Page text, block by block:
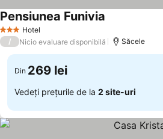
3 SteleHotel
Pensiunea Funivia
/ Nicio evaluare disponibilă Săcele
Din 269 lei
Vedeți prețurile de la 2 site-uri